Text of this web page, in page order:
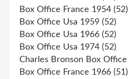
Box Office France 1954 (52)
Box Office Usa 1959 (52)
Box Office Usa 1966 (52)
Box Office Usa 1974 (52)
Charles Bronson Box Office
Box Office France 1966 (51)